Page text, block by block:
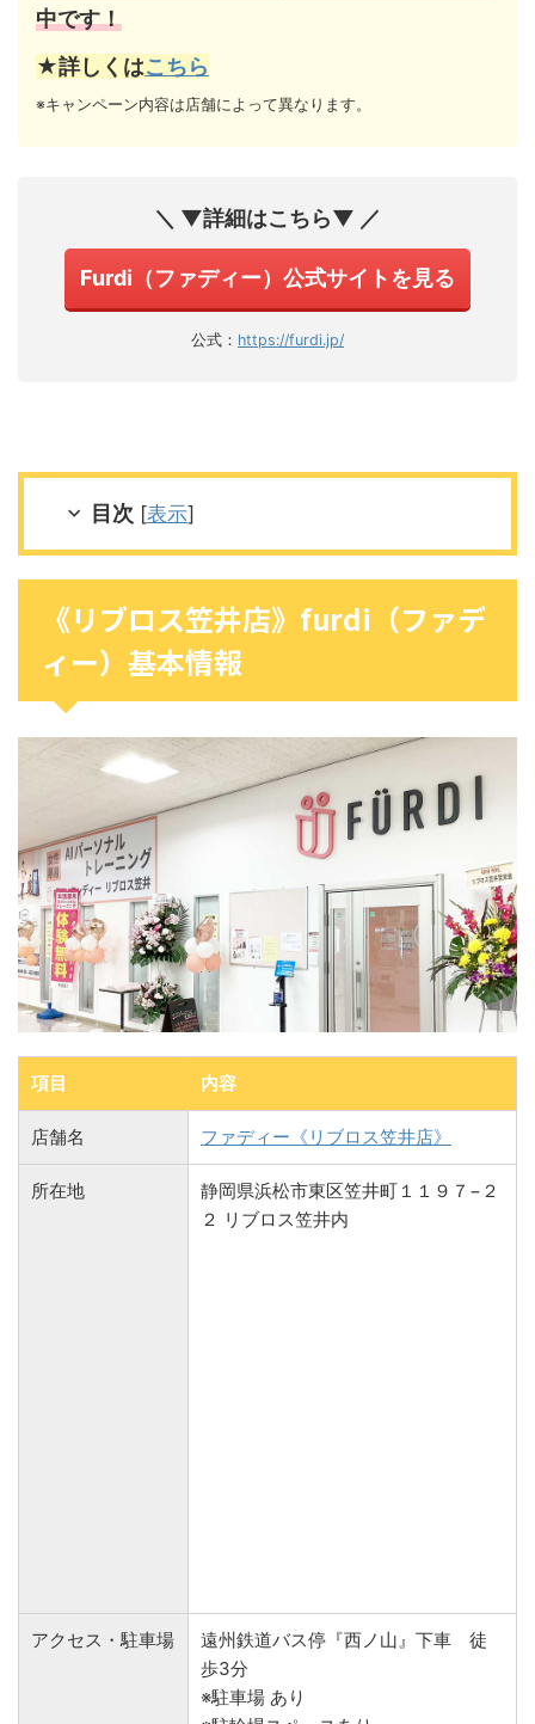
中です！
★詳しくはこちら
※キャンペーン内容は店舗によって異なります。
＼ ▼詳細はこちら▼ ／
Furdi（ファディー）公式サイトを見る
公式： https://furdi.jp/
目次 [表示]
《リブロス笠井店》furdi（ファデ
ィー）基本情報
項目 内容
店舗名 ファディー《リブロス笠井店》
所在地
静岡県浜松市東区笠井町１１９７−２
２ リブロス笠井内
アクセス・駐車場
遠州鉄道バス停『西ノ山』下車 徒
歩3分
※駐車場 あり